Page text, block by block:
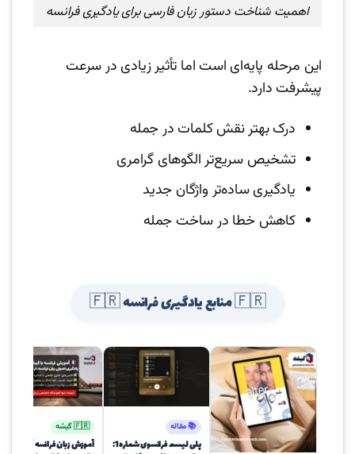
اهمیت شناخت دستور زبان فارسی برای یادگیری فرانسه
این مرحله پایه‌ای است اما تأثیر زیادی در سرعت
پیشرفت دارد.
درک بهتر نقش کلمات در جمله
تشخیص سریع‌تر الگوهای گرامری
یادگیری ساده‌تر واژگان جدید
کاهش خطا در ساخت جمله
🇫🇷 منابع یادگیری فرانسه 🇫🇷
📚 مقاله
پلی لیست فرانسوی شماره 1:
🇫🇷 گیشه
آموزش زبان فرانسه آنلاین |